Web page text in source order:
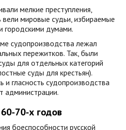
мелкие преступления,
мировые судьи, избираемые
городскими думами.
судопроизводства лежал
пережитков. Так, были
для отдельных категорий
суды для крестьян).
и гласность судопроизводства
администрации.
70-х годов
боеспособности русской